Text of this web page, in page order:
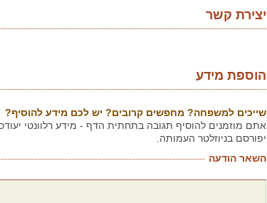
יצירת קשר
הוספת מידע
שייכים למשפחה? מחפשים קרובים? יש לכם מידע להוסיף?
אתם מוזמנים להוסיף תגובה בתחתית הדף - מידע רלוונטי
יפורסם בניוזלטר העמותה.
השאר הודעה